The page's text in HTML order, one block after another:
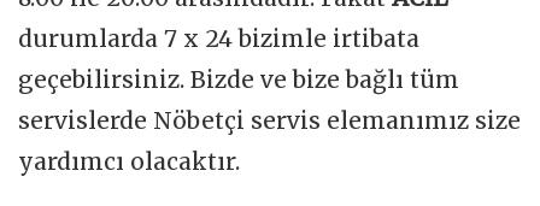
durumlarda 7 x 24 bizimle irtibata
geçebilirsiniz. Bizde ve bize bağlı tüm
servislerde Nöbetçi servis elemanımız size
yardımcı olacaktır.